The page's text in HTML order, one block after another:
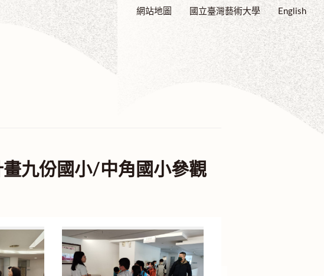
網站地圖 國立臺灣藝術大學 English
九份國小/中角國小參觀